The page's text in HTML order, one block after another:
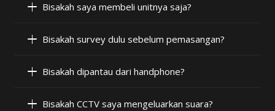
Bisakah saya membeli unitnya saja?
Bisakah survey dulu sebelum pemasangan?
Bisakah dipantau dari handphone?
Bisakah CCTV saya mengeluarkan suara?